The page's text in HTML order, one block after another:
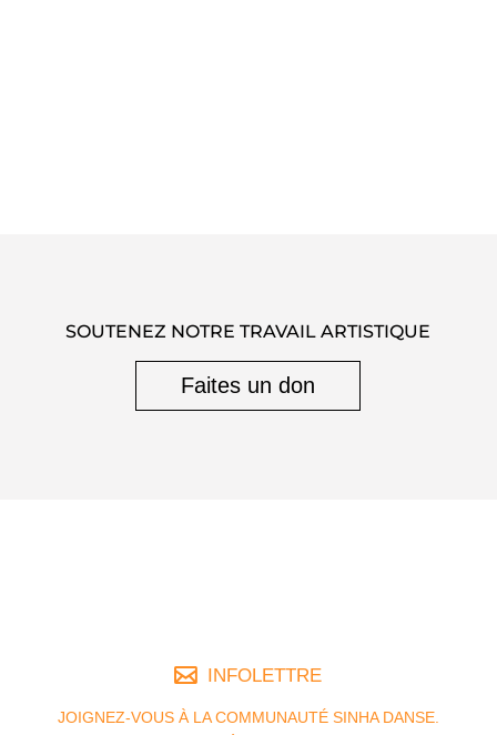
SOUTENEZ NOTRE TRAVAIL ARTISTIQUE
Faites un don
INFOLETTRE
JOIGNEZ-VOUS À LA COMMUNAUTÉ SINHA DANSE.